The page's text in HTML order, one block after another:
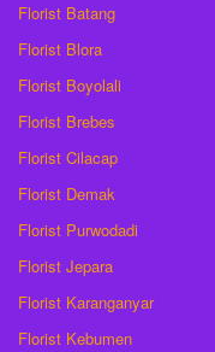
Florist Batang
Florist Blora
Florist Boyolali
Florist Brebes
Florist Cilacap
Florist Demak
Florist Purwodadi
Florist Jepara
Florist Karanganyar
Florist Kebumen